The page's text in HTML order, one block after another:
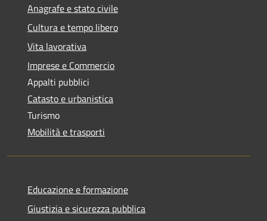
Anagrafe e stato civile
Cultura e tempo libero
Vita lavorativa
Imprese e Commercio
Appalti pubblici
Catasto e urbanistica
Turismo
Mobilità e trasporti
Educazione e formazione
Giustizia e sicurezza pubblica